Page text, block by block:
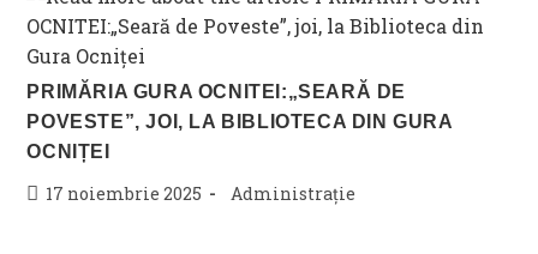
PRIMĂRIA GURA OCNITEI:„SEARĂ DE
POVESTE”, JOI, LA BIBLIOTECA DIN GURA
OCNIȚEI
Post17 noiembrie 2025
Post
Administrație